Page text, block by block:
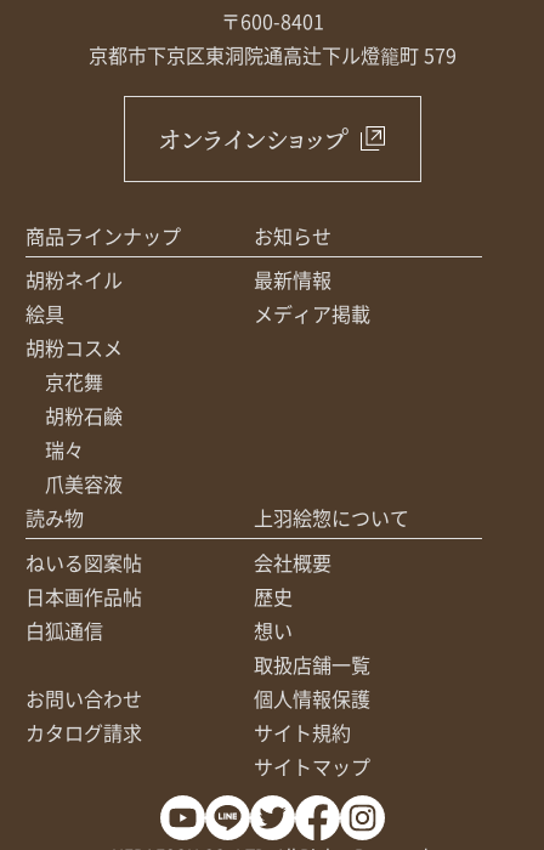
〒600-8401
京都市下京区東洞院通高辻下ル燈籠町 579
オンラインショップ
商品ラインナップ
胡粉ネイル
絵具
胡粉コスメ
京花舞
胡粉石鹸
瑞々
爪美容液
お知らせ
最新情報
メディア掲載
読み物
ねいる図案帖
日本画作品帖
白狐通信
上羽絵惣について
会社概要
歴史
想い
取扱店舗一覧
お問い合わせ
カタログ請求
個人情報保護
サイト規約
サイトマップ